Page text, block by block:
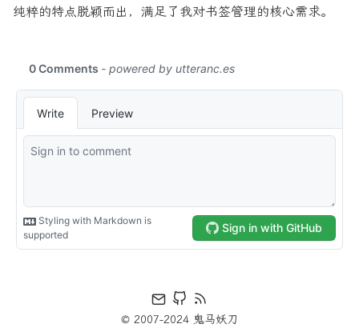
纯粹的特点脱颖而出，满足了我对书签管理的核心需求。
© 2007-2024 鬼马妖刀